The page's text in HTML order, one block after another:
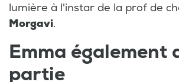
lumière à l'instar de la prof de
Morgavi.
Emma également
partie